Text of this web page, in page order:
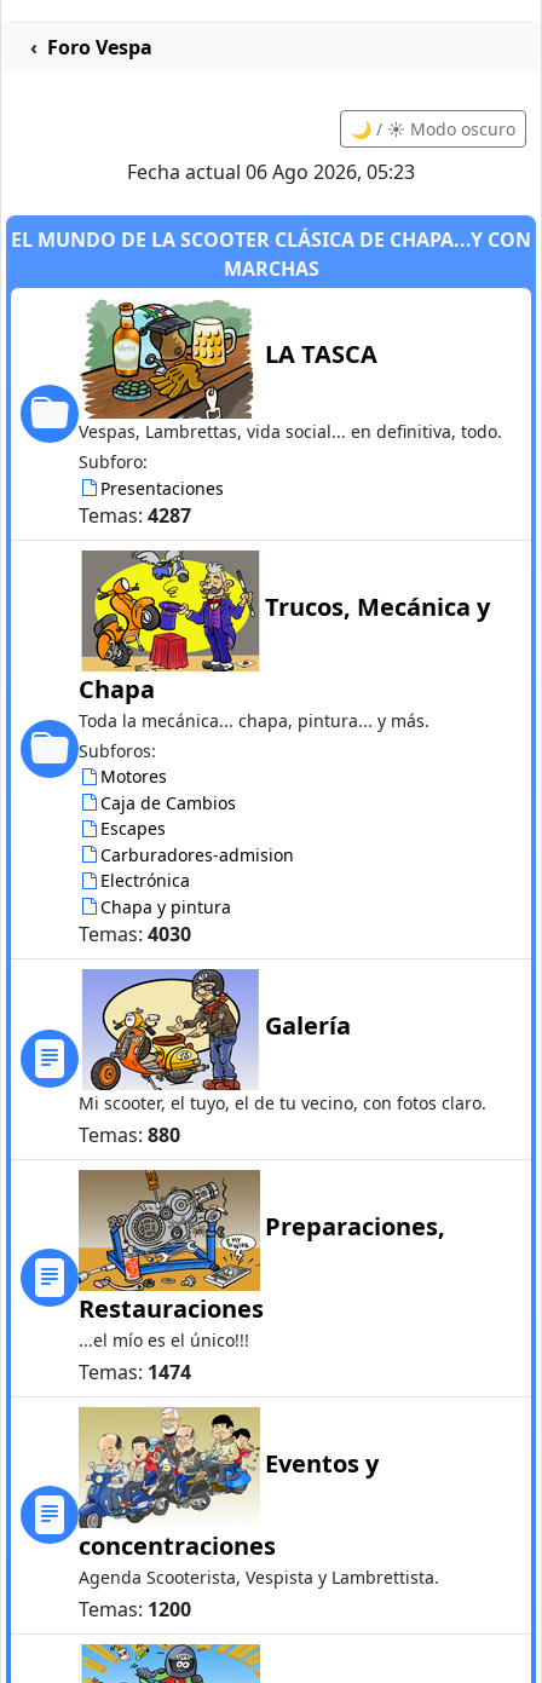
Foro Vespa
🌙 / ☀️ Modo oscuro
Fecha actual 06 Ago 2026, 05:23
EL MUNDO DE LA SCOOTER CLÁSICA DE CHAPA...Y CON
MARCHAS
LA TASCA
Vespas, Lambrettas, vida social... en definitiva, todo.
Subforo:
Presentaciones
Temas: 4287
Trucos, Mecánica y
Chapa
Toda la mecánica... chapa, pintura... y más.
Subforos:
Motores
Caja de Cambios
Escapes
Carburadores-admision
Electrónica
Chapa y pintura
Temas: 4030
Galería
Mi scooter, el tuyo, el de tu vecino, con fotos claro.
Temas: 880
Preparaciones,
Restauraciones
...el mío es el único!!!
Temas: 1474
Eventos y
concentraciones
Agenda Scooterista, Vespista y Lambrettista.
Temas: 1200